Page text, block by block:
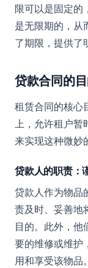
限可以是固定的
是无限期的，从
了期限，提供了
贷款合同的
租赁合同的核心
上，允许租户暂
来实现这种微妙
贷款人的职责：
贷款人作为物品
责及时、妥善地
目的。此外，他
要的维修或维护
用和享受该物品。